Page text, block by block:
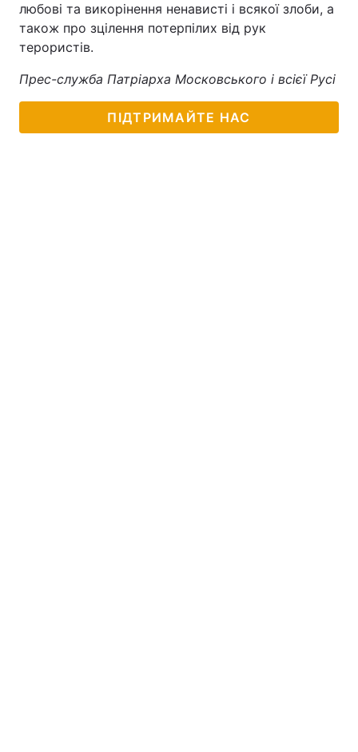
любові та викорінення ненависті і всякої злоби, а
також про зцілення потерпілих від рук
терористів.
Прес-служба Патріарха Московського і всієї Русі
ПІДТРИМАЙТЕ НАС